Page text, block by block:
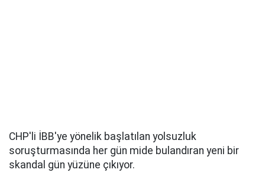
CHP'li İBB'ye yönelik başlatılan yolsuzluk
soruşturmasında her gün mide bulandıran yeni bir
skandal gün yüzüne çıkıyor.